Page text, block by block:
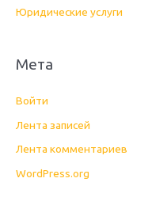
Юридические услуги
Мета
Войти
Лента записей
Лента комментариев
WordPress.org